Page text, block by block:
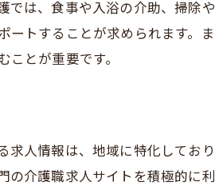
では、食事や入浴の介助、掃除
ートすることが求められます。
とが重要です。
求人情報は、地域に特化してお
の介護職求人サイトを積極的に